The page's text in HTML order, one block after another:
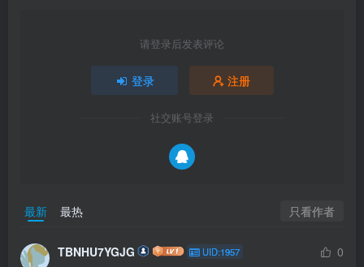
请登录后发表评论
登录 注册
社交账号登录
最新 最热 只看作者
TBNHU7YGJG UID:1957
0